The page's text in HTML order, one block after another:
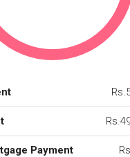
Payment